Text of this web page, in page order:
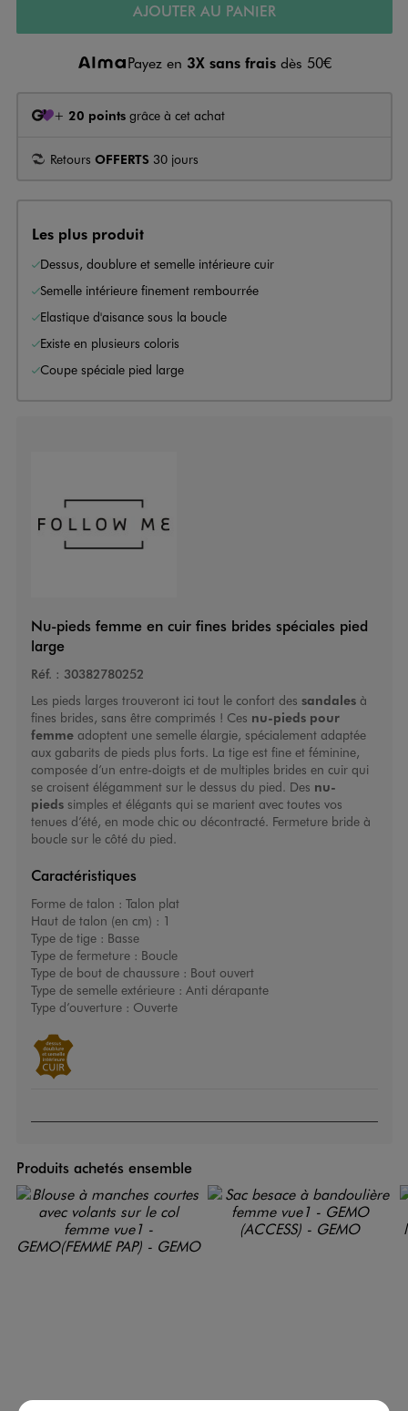
AJOUTER AU PANIER
Payez en 3X sans frais dès 50€
+ 20 points grâce à cet achat
Retours OFFERTS 30 jours
Les plus produit
Dessus, doublure et semelle intérieure cuir
Semelle intérieure finement rembourrée
Elastique d'aisance sous la boucle
Existe en plusieurs coloris
Coupe spéciale pied large
Nu-pieds femme en cuir fines brides spéciales pied
large
Réf. : 30382780252
Les pieds larges trouveront ici tout le confort des sandales à
fines brides, sans être comprimés ! Ces nu-pieds pour
femmeadoptent une semelle élargie, spécialement adaptée
aux gabarits de pieds plus forts. La tige est fine et féminine,
composée d’un entre-doigts et de multiples brides en cuir qui
se croisent élégamment sur le dessus du pied. Des nu-
pieds simples et élégants qui se marient avec toutes vos
tenues d’été, en mode chic ou décontracté. Fermeture bride à
boucle sur le côté du pied.
Caractéristiques
Forme de talon : Talon plat
Haut de talon (en cm) : 1
Type de tige : Basse
Type de fermeture : Boucle
Type de bout de chaussure : Bout ouvert
Type de semelle extérieure : Anti dérapante
Type d’ouverture : Ouverte
Produits achetés ensemble